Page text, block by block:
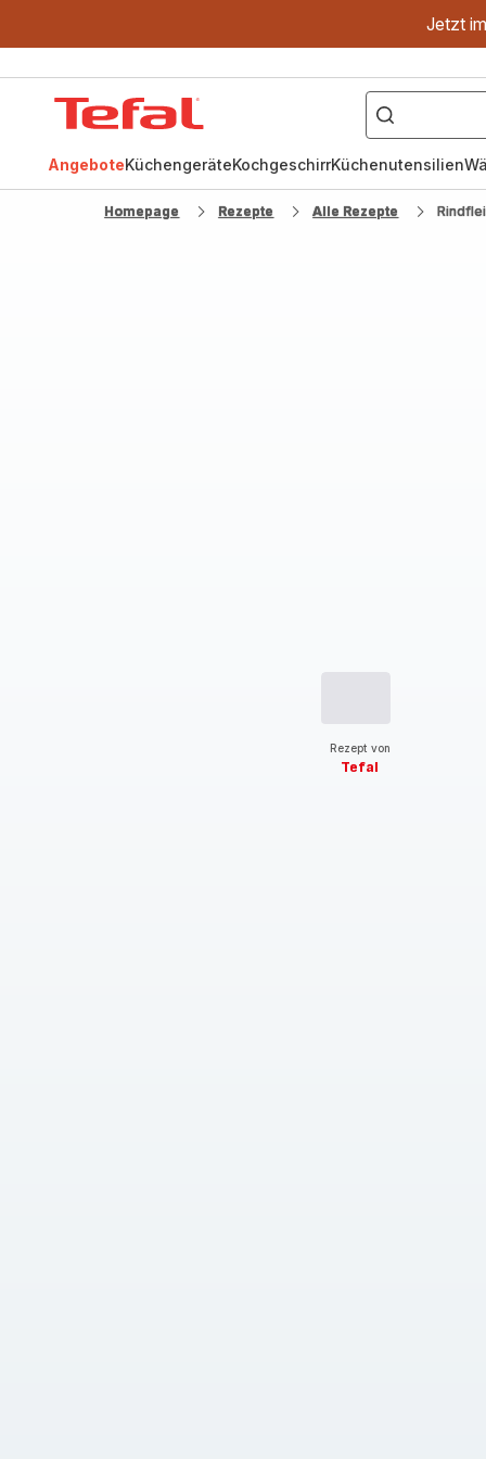
Jetzt
["OptiGrill","Easy
Fry","Pfanne"]
AngeboteKüchengeräteKochgeschirrKüchenutensilien
Homepage Rezepte Alle Rezepte
Rezept von
Tefal